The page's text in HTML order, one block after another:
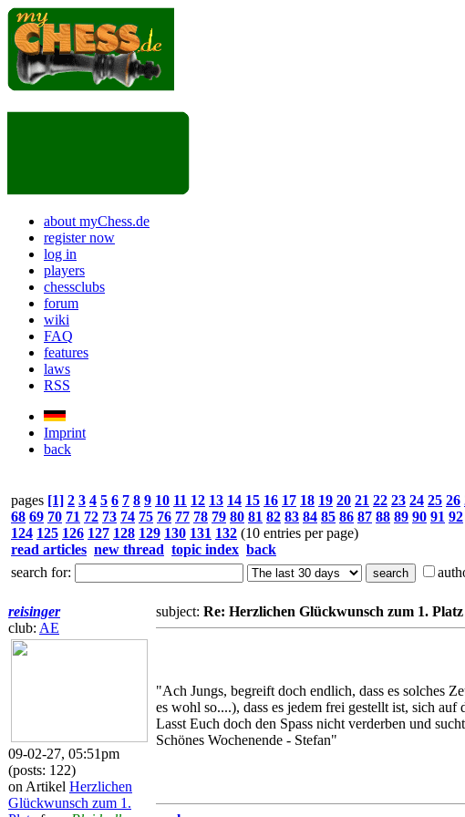
about myChess.de
register now
log in
players
chessclubs
forum
wiki
FAQ
features
laws
RSS
Imprint
back
pages [1] 2 3 4 5 6 7 8 9 10 11 12 13 14 15 16 17 18 19 20 21 22 23 24 25 26
68 69 70 71 72 73 74 75 76 77 78 79 80 81 82 83 84 85 86 87 88 89 90 91 92
124 125 126 127 128 129 130 131 132 (10 entries per page)
read articles new thread topic index back
search for:
reisinger
club: AE
09-02-27, 05:51pm
(posts: 122)
on Artikel Herzlichen
Glückwunsch zum 1.
subject: Re: Herzlichen Glückwunsch zum 1. Platz
"Ach Jungs, begreift doch endlich, dass es solches
es wohl so....), dass es jedem frei gestellt ist, sich auf
Lasst Euch doch den Spass nicht verderben und
Schönes Wochenende - Stefan"